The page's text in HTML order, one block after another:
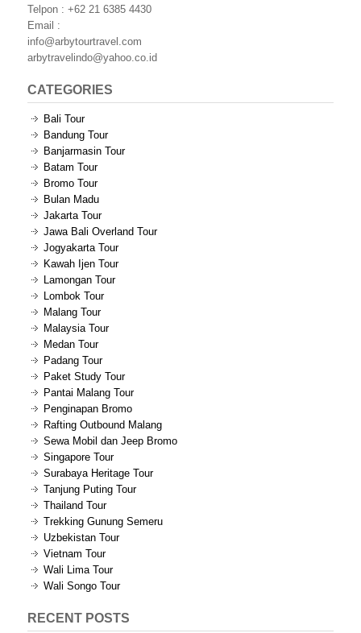
Telpon : +62 21 6385 4430
Email :
info@arbytourtravel.com
arbytravelindo@yahoo.co.id
CATEGORIES
Bali Tour
Bandung Tour
Banjarmasin Tour
Batam Tour
Bromo Tour
Bulan Madu
Jakarta Tour
Jawa Bali Overland Tour
Jogyakarta Tour
Kawah Ijen Tour
Lamongan Tour
Lombok Tour
Malang Tour
Malaysia Tour
Medan Tour
Padang Tour
Paket Study Tour
Pantai Malang Tour
Penginapan Bromo
Rafting Outbound Malang
Sewa Mobil dan Jeep Bromo
Singapore Tour
Surabaya Heritage Tour
Tanjung Puting Tour
Thailand Tour
Trekking Gunung Semeru
Uzbekistan Tour
Vietnam Tour
Wali Lima Tour
Wali Songo Tour
RECENT POSTS